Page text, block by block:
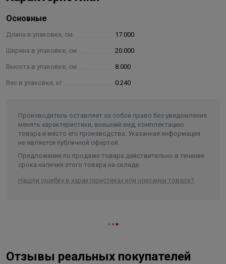
положительно влияет на его прочность, долговечность, а
также устойчивость к температурным воздействиям.
Основное назначение сифона — это отведение воды в
проникновения внутрь помещения из системы канализации
канализационных газов, насекомых и болезнетворных
умывальников с максимальной глубиной сливного
отверстия 170-190 мм.
Основные
Длина в упаковке, см. 17.000
Ширина в упаковке, см. 20.000
Высота в упаковке, см. 8.000
Вес в упаковке, кг 0.240
Производитель оставляет за собой право без уведомления
менять характеристики, внешний вид, комплектацию
товара и место его производства. Указанная информация
не является публичной офертой.
Предложение по продаже товара действительно в течение
срока наличия этого товара на складе.
Нашли ошибку в характеристиках или описании товара?
Отзывы реальных покупателей